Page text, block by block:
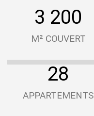
M² COUVERT
3 200
APPARTEMENTS
28